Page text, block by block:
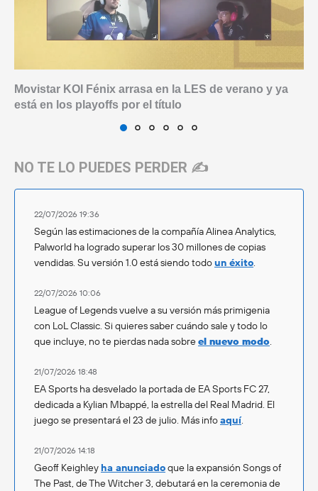
Movistar KOI Fénix arrasa en la LES de verano y ya
está en los playoffs por el título
NO TE LO PUEDES PERDER ✍️
22/07/2026 19:36
Según las estimaciones de la compañía Alinea Analytics,
Palworld ha logrado superar los 30 millones de copias
vendidas. Su versión 1.0 está siendo todoun éxito.
22/07/2026 10:06
League of Legends vuelve a su versión más primigenia
con LoL Classic. Si quieres saber cuándo sale y todo lo
que incluye, no te pierdas nada sobreel nuevo modo.
21/07/2026 18:48
EA Sports ha desvelado la portada de EA Sports FC 27,
dedicada a Kylian Mbappé, la estrella del Real Madrid. El
juego se presentará el 23 de julio. Más infoaquí.
21/07/2026 14:18
Geoff Keighley ha anunciadoque la expansión Songs of
The Past, de The Witcher 3, debutará en la ceremonia de